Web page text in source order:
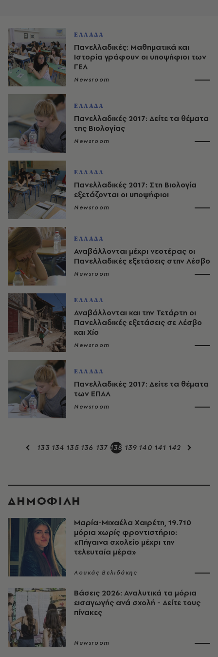
ΕΛΛΑΔΑ
Πανελλαδικές: Μαθηματικά και
Ιστορία γράφουν οι υποψήφιοι των
ΓΕΛ
Newsroom
ΕΛΛΑΔΑ
Πανελλαδικές 2017: Δείτε τα θέματα
της Βιολογίας
Newsroom
ΕΛΛΑΔΑ
Πανελλαδικές 2017: Στη Βιολογία
εξετάζονται οι υποψήφιοι
Newsroom
ΕΛΛΑΔΑ
Αναβάλλονται μέχρι νεοτέρας οι
Πανελλαδικές εξετάσεις στην Λέσβο
Newsroom
ΕΛΛΑΔΑ
Αναβάλλονται και την Τετάρτη οι
Πανελλαδικές εξετάσεις σε Λέσβο
και Χίο
Newsroom
ΕΛΛΑΔΑ
Πανελλαδικές 2017: Δείτε τα θέματα
των ΕΠΑΛ
Newsroom
133 134 135 136 137 138 139 140 141 142
ΔΗΜΟΦΙΛΗ
Μαρία-Μιχαέλα Χαιρέτη, 19.710
μόρια χωρίς φροντιστήριο:
«Πήγαινα σχολείο μέχρι την
τελευταία μέρα»
Λουκάς Βελιδάκης
Βάσεις 2026: Αναλυτικά τα μόρια
εισαγωγής ανά σχολή - Δείτε τους
πίνακες
Newsroom